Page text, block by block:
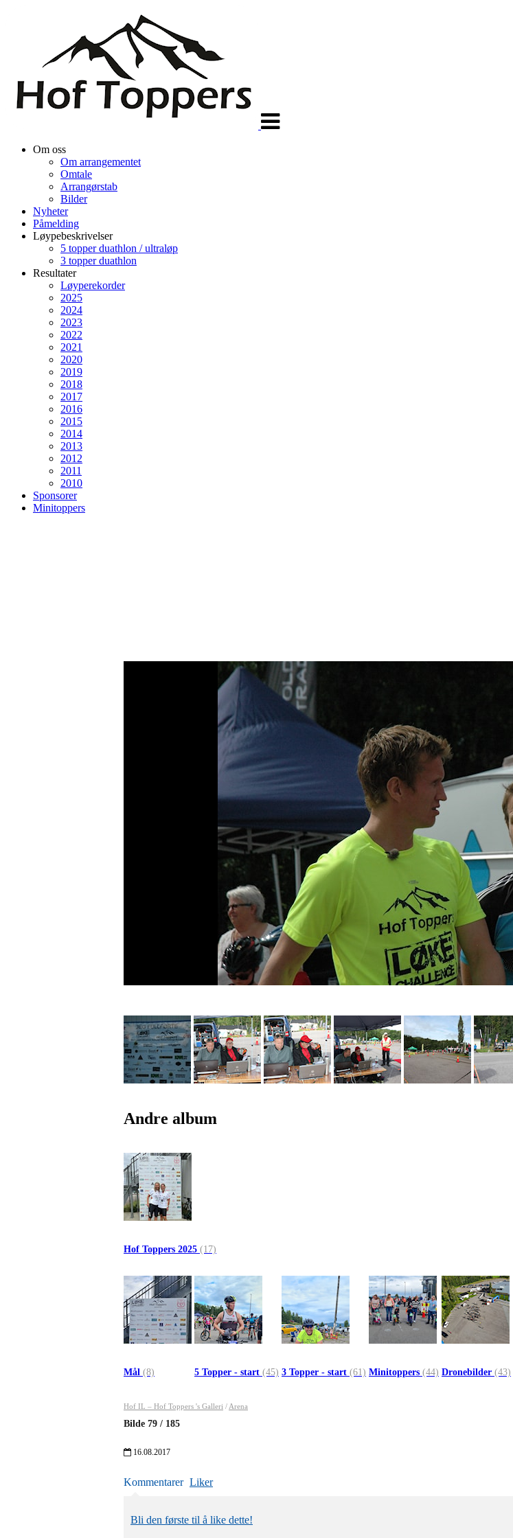
Om oss
Om arrangementet
Omtale
Arrangørstab
Bilder
Nyheter
Påmelding
Løypebeskrivelser
5 topper duathlon / ultraløp
3 topper duathlon
Resultater
Løyperekorder
2025
2024
2023
2022
2021
2020
2019
2018
2017
2016
2015
2014
2013
2012
2011
2010
Sponsorer
Minitoppers
Andre album
Hof Toppers 2025 (17)
Mål (8) 5 Topper - start (45) 3 Topper - start (61) Minitoppers (44) Dronebilder (43)
Hof IL – Hof Toppers 's Galleri / Arena
Bilde 79 / 185
16.08.2017
Kommentarer Liker
Bli den første til å like dette!